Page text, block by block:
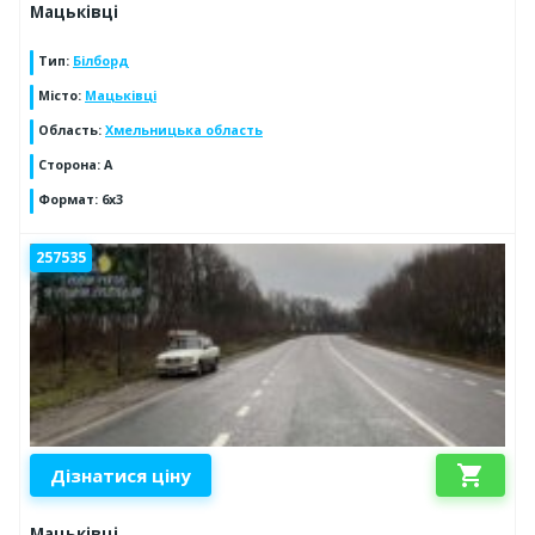
Мацьківці
Тип: Білборд
Місто: Мацьківці
Область: Хмельницька область
Сторона: A
Формат: 6х3
257535
Дізнатися ціну shopping_cart